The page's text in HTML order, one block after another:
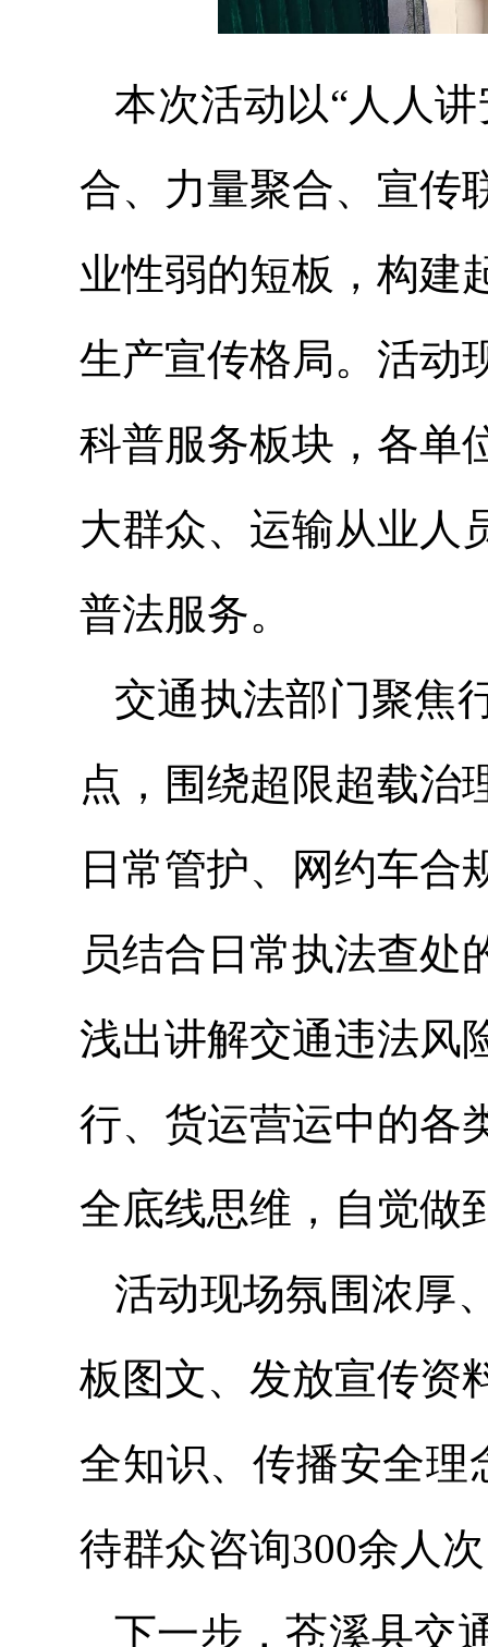
本次活动以“人人
合、力量聚合、宣传
业性弱的短板，构建
生产宣传格局。活动
科普服务板块，各单
大群众、运输从业人
普法服务。
交通执法部门聚焦
点，围绕超限超载治
日常管护、网约车合
员结合日常执法查处
浅出讲解交通违法风
行、货运营运中的各
全底线思维，自觉做
活动现场氛围浓厚
板图文、发放宣传资
全知识、传播安全理
待群众咨询300余人
下一步，苍溪县交